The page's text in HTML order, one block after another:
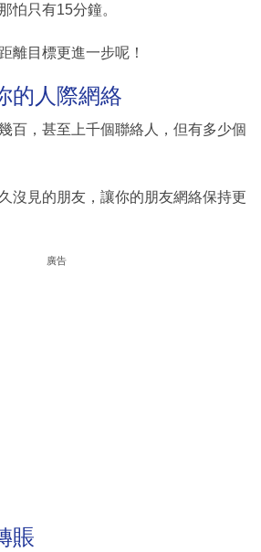
怕只有15分鐘。
離目標更進一步呢！
的人際網絡
百，甚至上千個聯絡人，但有多少個
沒見的朋友，讓你的朋友網絡保持更
廣告
賬